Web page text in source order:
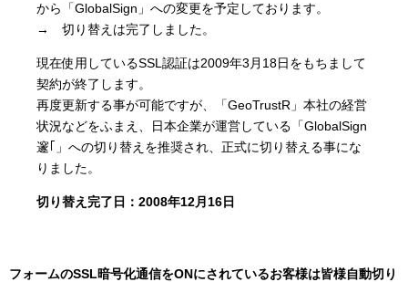
から「GlobalSign」への変更を予定しております。
→ 切り替えは完了しました。
現在使用しているSSL認証は2009年3月18日をもちまして
契約が終了します。
再度更新する事が可能ですが、「GeoTrustR」本社の経営
状況などをふまえ、日本企業が運営している「GlobalSign
邃｢」への切り替えを推奨され、正式に切り替える事にな
りました。
切り替え完了日：2008年12月16日
フォームのSSL暗号化通信をONにされているお客様は皆様自動切り